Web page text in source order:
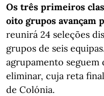
Os três primeiros
oito grupos avançam
reunirá 24 seleções
grupos de seis
agrupamento seguem
eliminar, cuja reta
de Colónia.